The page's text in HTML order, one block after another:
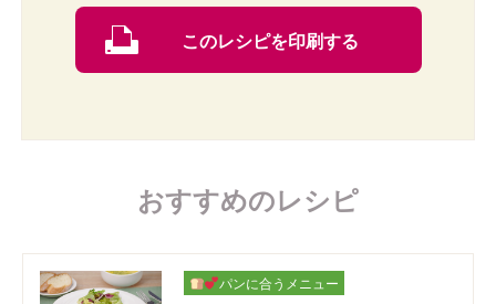
このレシピを印刷する
おすすめのレシピ
パンに合うメニュー